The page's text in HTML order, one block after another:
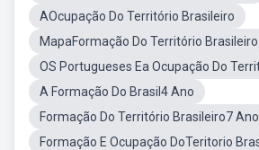
AOcupação Do Território Brasileiro
MapaFormação Do Território Brasileiro
OS Portugueses Ea Ocupação Do
A Formação Do Brasil4 Ano
Formação Do Território Brasileiro7 Ano
Formação E Ocupação DoTeritorio